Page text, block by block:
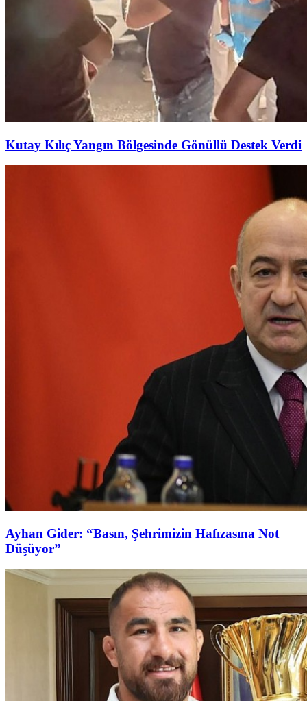
Kutay Kılıç Yangın Bölgesinde Gönüllü Destek Verdi
Ayhan Gider: “Basın, Şehrimizin Hafızasına Not
Düşüyor”